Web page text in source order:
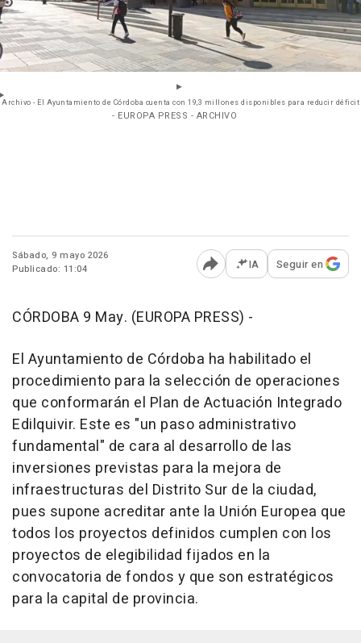
Archivo - El Ayuntamiento de Córdoba cuenta con 19,3 millones disponibles para reducir déficit
- EUROPA PRESS - ARCHIVO
Sábado, 9 mayo 2026
Publicado: 11:04
Abrir opciones para
IA Seguir en
CÓRDOBA 9 May. (EUROPA PRESS) -
El Ayuntamiento de Córdoba ha habilitado el
procedimiento para la selección de operaciones
que conformarán el Plan de Actuación Integrado
Edilquivir. Este es "un paso administrativo
fundamental" de cara al desarrollo de las
inversiones previstas para la mejora de
infraestructuras del Distrito Sur de la ciudad,
pues supone acreditar ante la Unión Europea que
todos los proyectos definidos cumplen con los
proyectos de elegibilidad fijados en la
convocatoria de fondos y que son estratégicos
para la capital de provincia.